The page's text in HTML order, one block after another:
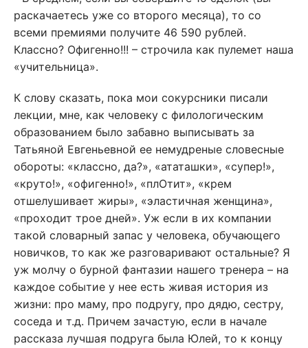
раскачаетесь уже со второго месяца), то со
всеми премиями получите 46 590 рублей.
Классно? Офигенно!!! – строчила как пулемет наша
«учительница».
К слову сказать, пока мои сокурсники писали
лекции, мне, как человеку с филологическим
образованием было забавно выписывать за
Татьяной Евгеньевной ее немудреные словесные
обороты: «классно, да?», «ататашки», «супер!»,
«круто!», «офигенно!», «плОтит», «крем
отшелушивает жиры», «эластичная женщина»,
«проходит трое дней». Уж если в их компании
такой словарный запас у человека, обучающего
новичков, то как же разговаривают остальные? Я
уж молчу о бурной фантазии нашего тренера – на
каждое событие у нее есть живая история из
жизни: про маму, про подругу, про дядю, сестру,
соседа и т.д. Причем зачастую, если в начале
рассказа лучшая подруга была Юлей, то к концу